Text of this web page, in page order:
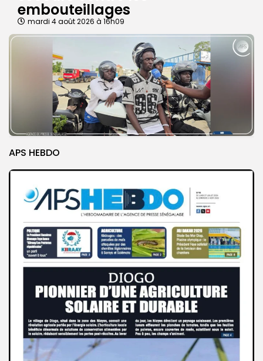
embouteillages
mardi 4 août 2026 à 16h09
APS HEBDO